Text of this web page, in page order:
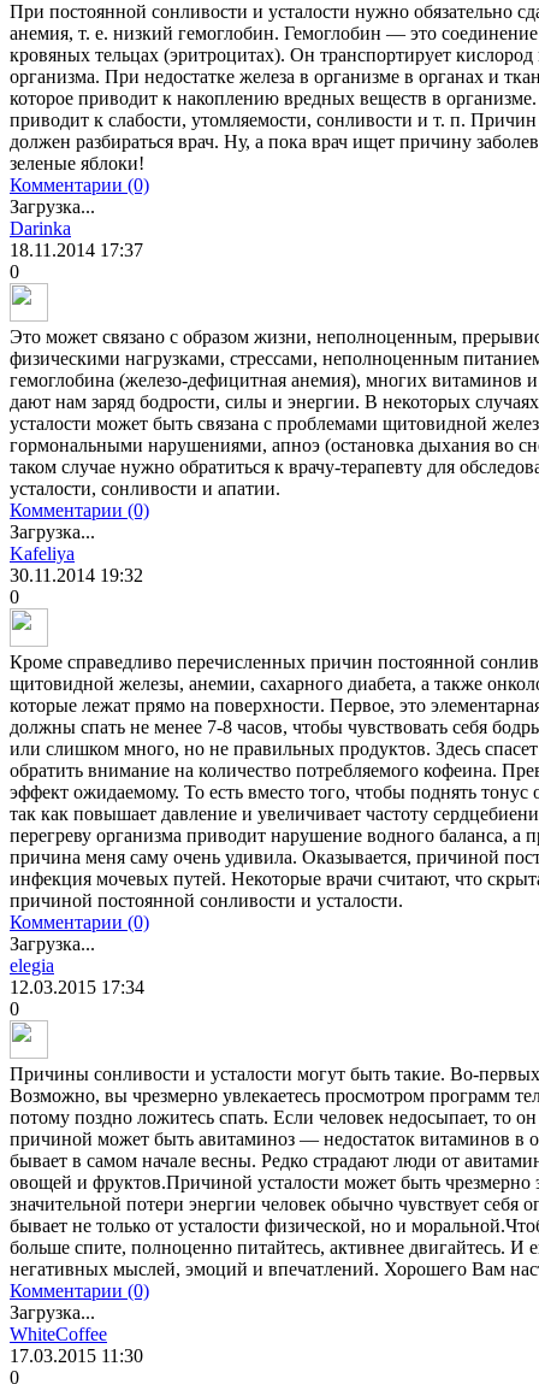
При постоянной сонливости и усталости нужно обязательно
анемия, т. е. низкий гемоглобин. Гемоглобин — это
кровяных тельцах (эритроцитах). Он транспортирует
организма. При недостатке железа в организме в органах и
которое приводит к накоплению вредных веществ в
приводит к слабости, утомляемости, сонливости и т. п.
должен разбираться врач. Ну, а пока врач ищет причину
зеленые яблоки!
Комментарии (0)
Загрузка...
Darinka
18.11.2014 17:37
0
Это может связано с образом жизни, неполноценным,
физическими нагрузками, стрессами, неполноценным
гемоглобина (железо-дефицитная анемия), многих витаминов
дают нам заряд бодрости, силы и энергии. В некоторых
усталости может быть связана с проблемами щитовидной
гормональными нарушениями, апноэ (остановка дыхания во
таком случае нужно обратиться к врачу-терапевту для
усталости, сонливости и апатии.
Комментарии (0)
Загрузка...
Kafeliya
30.11.2014 19:32
0
Кроме справедливо перечисленных причин постоянной
щитовидной железы, анемии, сахарного диабета, а также
которые лежат прямо на поверхности. Первое, это
должны спать не менее 7-8 часов, чтобы чувствовать себя
или слишком много, но не правильных продуктов. Здесь
обратить внимание на количество потребляемого кофеина.
эффект ожидаемому. То есть вместо того, чтобы поднять
так как повышает давление и увеличивает частоту
перегреву организма приводит нарушение водного баланса, а
причина меня саму очень удивила. Оказывается, причиной
инфекция мочевых путей. Некоторые врачи считают, что
причиной постоянной сонливости и усталости.
Комментарии (0)
Загрузка...
elegia
12.03.2015 17:34
0
Причины сонливости и усталости могут быть такие. Во-
Возможно, вы чрезмерно увлекаетесь просмотром программ
потому поздно ложитесь спать. Если человек недосыпает, то
причиной может быть авитаминоз — недостаток витаминов в
бывает в самом начале весны. Редко страдают люди от
овощей и фруктов.Причиной усталости может быть чрезмерно
значительной потери энергии человек обычно чувствует
бывает не только от усталости физической, но и
больше спите, полноценно питайтесь, активнее двигайтесь. И
негативных мыслей, эмоций и впечатлений. Хорошего Вам
Комментарии (0)
Загрузка...
WhiteCoffee
17.03.2015 11:30
0